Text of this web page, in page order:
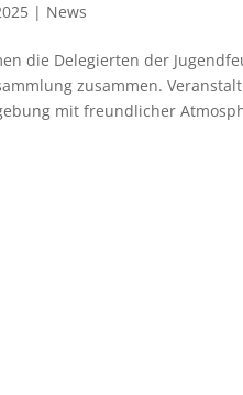
| News
die Delegierten der
zusammen.
mit freundlicher